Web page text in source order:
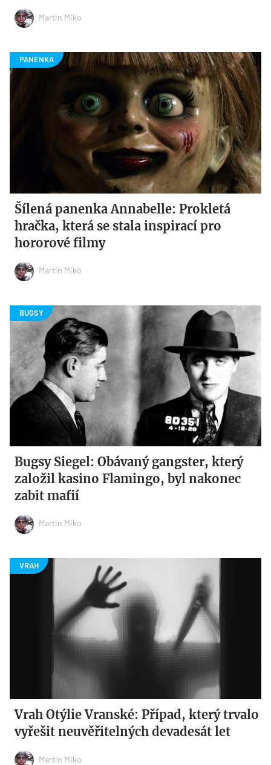
Martin Miko
Šílená panenka Annabelle: Prokletá
hračka, která se stala inspirací pro
hororové filmy
Martin Miko
Bugsy Siegel: Obávaný gangster, který
založil kasino Flamingo, byl nakonec
zabit mafií
Martin Miko
Vrah Otýlie Vranské: Případ, který trvalo
vyřešit neuvěřitelných devadesát let
Martin Miko